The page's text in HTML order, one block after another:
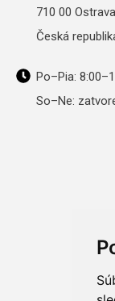
710 00 Ostrava
Česká
Po–Pia:
So–Ne: